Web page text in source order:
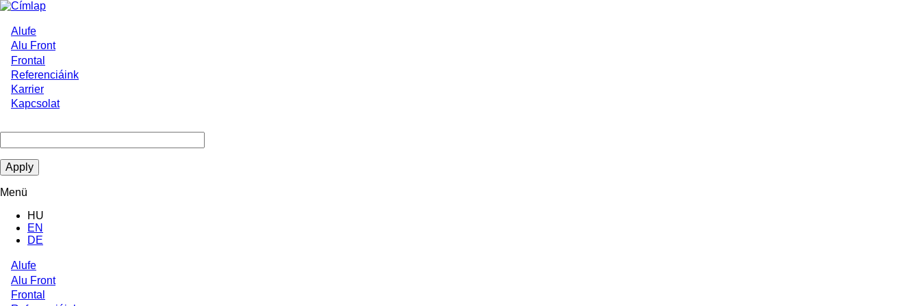
Ugrás
tartalomra
Main
navigation
Alufe
Alu Front
Frontal
Referenciáink
Karrier
Kapcsolat
Menü
HU
EN
DE
Main
navigation
Alufe
Alu Front
Frontal